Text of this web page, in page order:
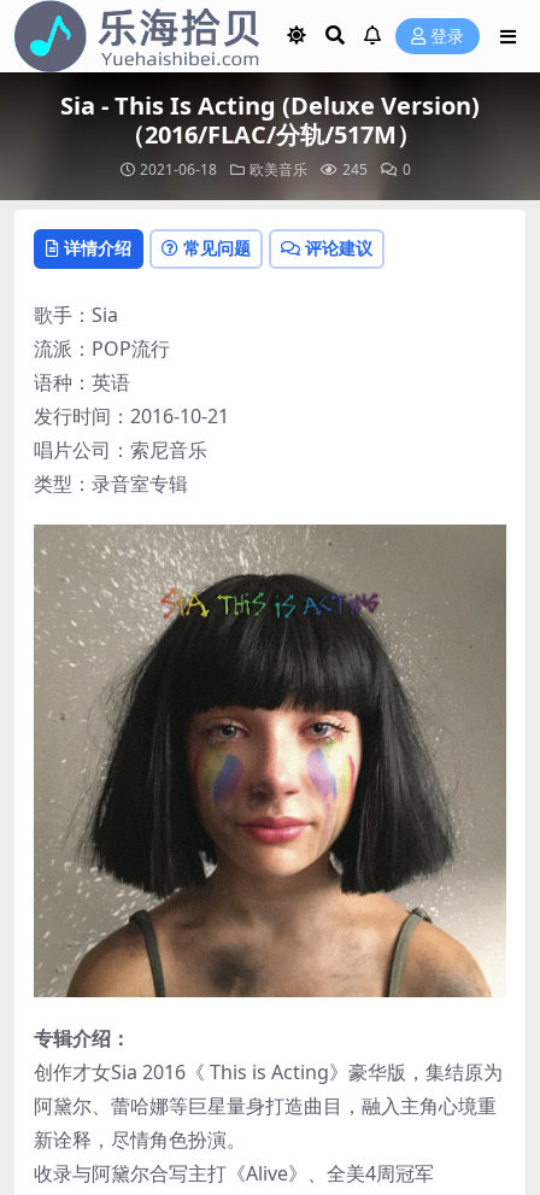
登录
Sia - This Is Acting (Deluxe Version)
（2016/FLAC/分轨/517M）
2021-06-18 欧美音乐 245 0
详情介绍 常见问题 评论建议
歌手：Sia
流派：POP流行
语种：英语
发行时间：2016-10-21
唱片公司：索尼音乐
类型：录音室专辑
专辑介绍：
创作才女Sia 2016《 This is Acting》豪华版，集结原为
阿黛尔、蕾哈娜等巨星量身打造曲目，融入主角心境重
新诠释，尽情角色扮演。
收录与阿黛尔合写主打《Alive》、全美4周冠军